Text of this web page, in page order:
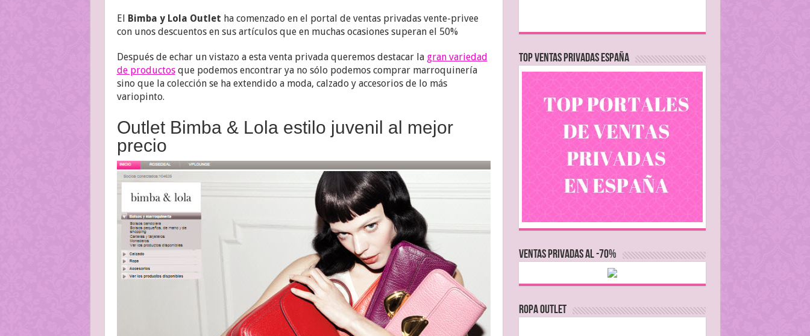
El Bimba y Lola Outlet ha comenzado en el portal de ventas privadas vente-privee
con unos descuentos en sus artículos que en muchas ocasiones superan el 50%
Después de echar un vistazo a esta venta privada queremos destacar la gran variedad
de productosque podemos encontrar ya no sólo podemos comprar marroquinería
sino que la colección se ha extendido a moda, calzado y accesorios de lo más
variopinto.
Outlet Bimba & Lola estilo juvenil al mejor
precio
TOP VENTAS PRIVADAS ESPAÑA
VENTAS PRIVADAS AL -70%
Ropa Outlet